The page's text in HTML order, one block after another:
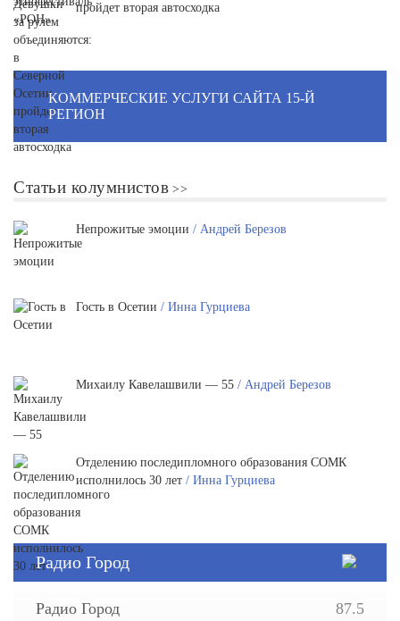
пройдет вторая автосходка
КОММЕРЧЕСКИЕ УСЛУГИ САЙТА 15-Й
РЕГИОН
Статьи колумнистов
Непрожитые эмоции / Андрей Березов
Гость в Осетии / Инна Гурциева
Михаилу Кавелашвили — 55 / Андрей Березов
Отделению последипломного образования СОМК
исполнилось 30 лет / Инна Гурциева
Радио Город
Радио Город
87.5